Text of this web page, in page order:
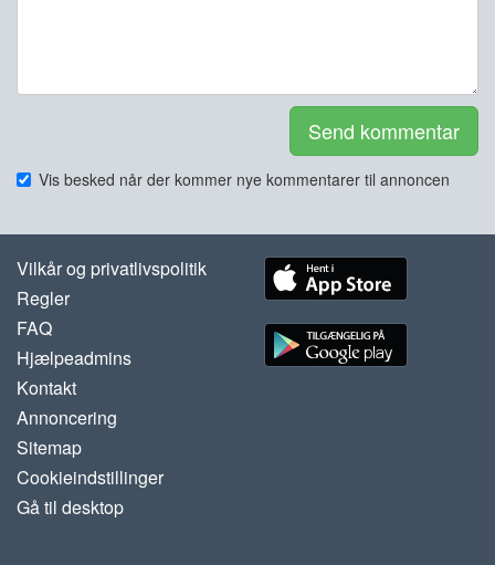
Send kommentar
Vis besked når der kommer nye kommentarer til annoncen
Vilkår og privatlivspolitik
Regler
FAQ
Hjælpeadmins
Kontakt
Annoncering
Sitemap
Cookieindstillinger
Gå til desktop